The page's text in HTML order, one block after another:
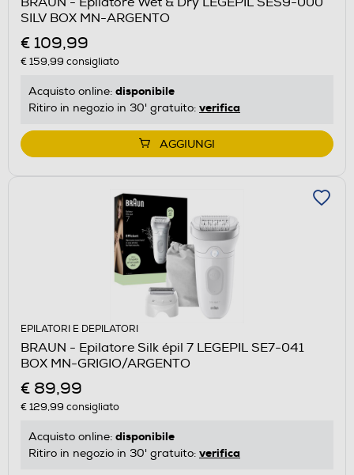
SILV BOX MN-ARGENTO
€ 109,99
€ 159,99 consigliato
Acquisto online: disponibile
Ritiro in negozio in 30' gratuito: verifica
AGGIUNGI
EPILATORI E DEPILATORI
BRAUN - Epilatore Silk épil 7 LEGEPIL SE7-041
BOX MN-GRIGIO/ARGENTO
€ 89,99
€ 129,99 consigliato
Acquisto online: disponibile
Ritiro in negozio in 30' gratuito: verifica